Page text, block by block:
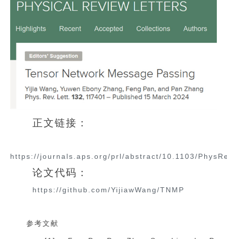
正文链接：
https://journals.aps.org/prl/abstract/10.1103/
论文代码：
https://github.com/YijiawWang/TNMP
参考文献